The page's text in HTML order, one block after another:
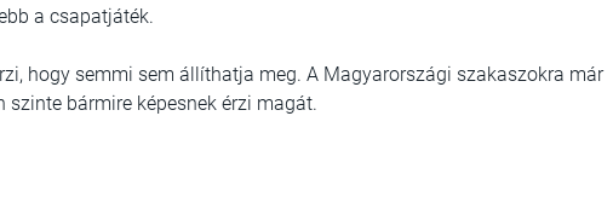
a csapatjáték.
hogy semmi sem állíthatja meg. A Magyarországi szakaszokra már
bármire képesnek érzi magát.